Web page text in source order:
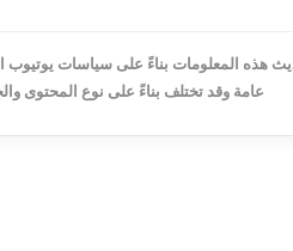
عامة وقد تختلف بناءً على نوع المحتوى